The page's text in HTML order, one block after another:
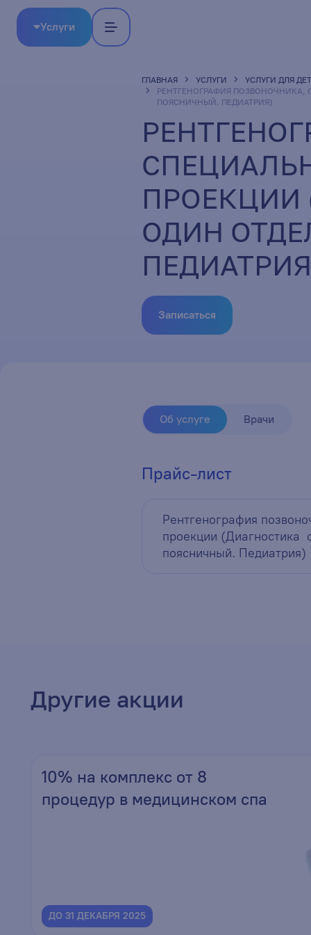
Услуги
ГЛАВНАЯ УСЛУГИ УСЛУГИ ДЛЯ
РЕНТГЕНОГРАФИЯ
ПОЯСНИЧНЫЙ. ПЕДИАТРИЯ)
ПРОЕКЦИИ
ОДИН
Записаться
Об услуге Врачи
Прайс-лист
Рентгенография
проекции (Диагностика
поясничный. Педиатрия)
Другие акции
10% на комплекс от 8
процедур в медицинском спа
ДО 31 ДЕКАБРЯ 2025